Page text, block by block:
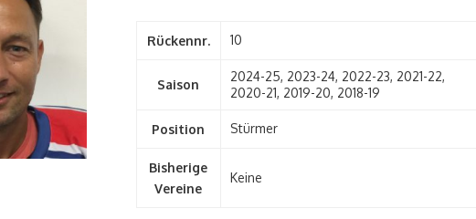
Rückennr. 10
Saison
2024-25, 2023-24, 2022-23, 2021-22,
2020-21, 2019-20, 2018-19
Position Stürmer
Bisherige
Vereine
Keine